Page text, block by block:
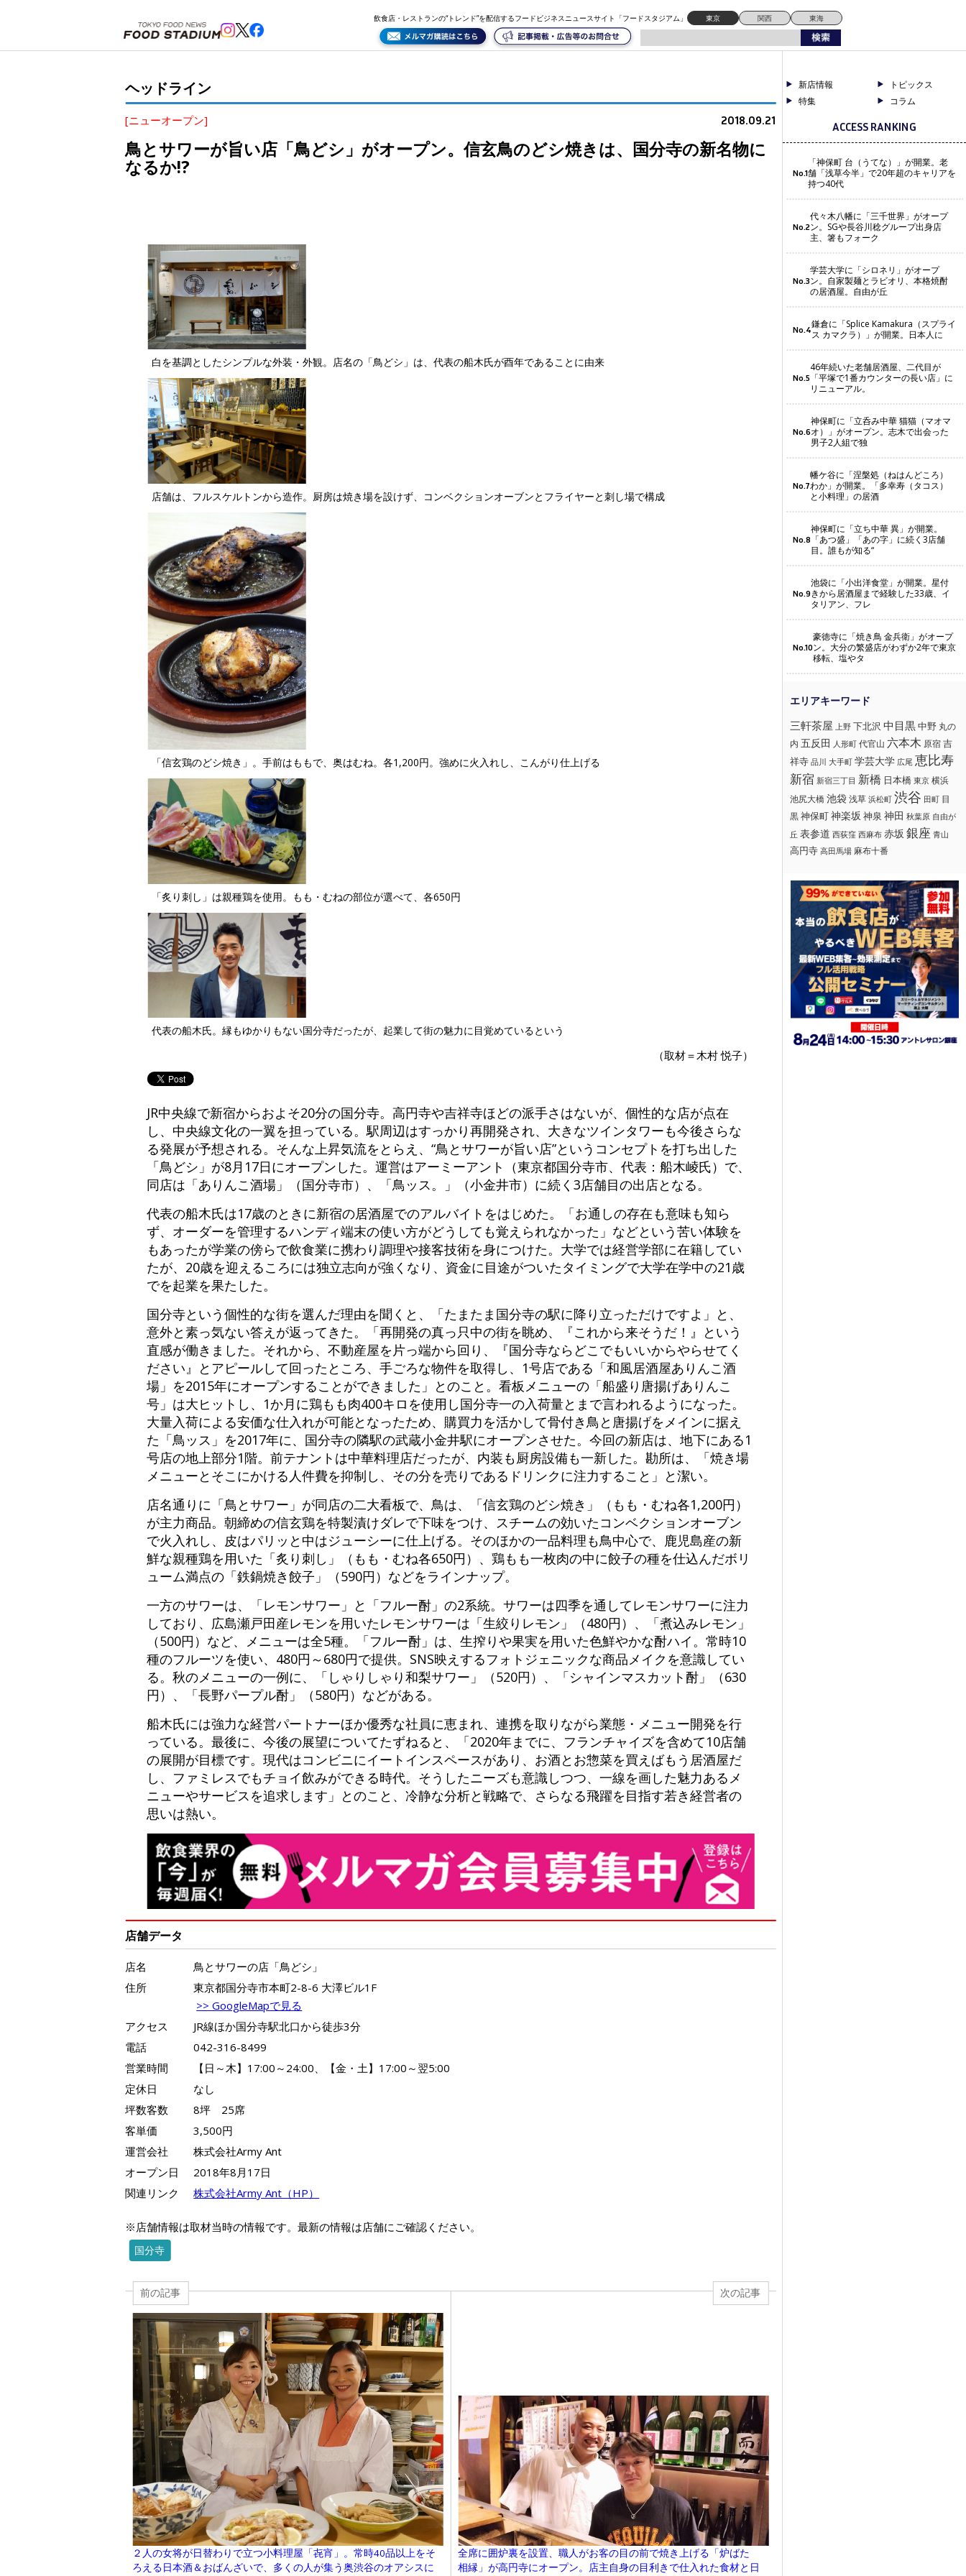
飲食店・レストランの“トレンド”を配信するフードビジネスニュースサイト「フードスタジアム」 東京 関西 東海
ヘッドライン
[ニューオープン] 2018.09.21
鳥とサワーが旨い店「鳥どシ」がオープン。信玄鳥のどシ焼きは、国分寺の新名物に
なるか!?
白を基調としたシンプルな外装・外観。店名の「鳥どシ」は、代表の船木氏が酉年であることに由来
店舗は、フルスケルトンから造作。厨房は焼き場を設けず、コンベクションオーブンとフライヤーと刺し場で構成
「信玄鶏のどシ焼き」。手前はももで、奥はむね。各1,200円。強めに火入れし、こんがり仕上げる
「炙り刺し」は親種鶏を使用。もも・むねの部位が選べて、各650円
代表の船木氏。縁もゆかりもない国分寺だったが、起業して街の魅力に目覚めているという
（取材＝木村 悦子）
JR中央線で新宿からおよそ20分の国分寺。高円寺や吉祥寺ほどの派手さはないが、個性的な店が点在
し、中央線文化の一翼を担っている。駅周辺はすっかり再開発され、大きなツインタワーも今後さらな
る発展が予想される。そんな上昇気流をとらえ、“鳥とサワーが旨い店”というコンセプトを打ち出した
「鳥どシ」が8月17日にオープンした。運営はアーミーアント（東京都国分寺市、代表：船木崚氏）で、
同店は「ありんこ酒場」（国分寺市）、「鳥ッス。」（小金井市）に続く3店舗目の出店となる。
代表の船木氏は17歳のときに新宿の居酒屋でのアルバイトをはじめた。「お通しの存在も意味も知ら
ず、オーダーを管理するハンディ端末の使い方がどうしても覚えられなかった」などという苦い体験を
もあったが学業の傍らで飲食業に携わり調理や接客技術を身につけた。大学では経営学部に在籍してい
たが、20歳を迎えるころには独立志向が強くなり、資金に目途がついたタイミングで大学在学中の21歳
でを起業を果たした。
国分寺という個性的な街を選んだ理由を聞くと、「たまたま国分寺の駅に降り立っただけですよ」と、
意外と素っ気ない答えが返ってきた。「再開発の真っ只中の街を眺め、『これから来そうだ！』という
直感が働きました。それから、不動産屋を片っ端から回り、『国分寺ならどこでもいいからやらせてく
ださい』とアピールして回ったところ、手ごろな物件を取得し、1号店である「和風居酒屋ありんこ酒
場」を2015年にオープンすることができました」とのこと。看板メニューの「船盛り唐揚げありんこ
号」は大ヒットし、1か月に鶏もも肉400キロを使用し国分寺一の入荷量とまで言われるようになった。
大量入荷による安価な仕入れが可能となったため、購買力を活かして骨付き鳥と唐揚げをメインに据え
た「鳥ッス」を2017年に、国分寺の隣駅の武蔵小金井駅にオープンさせた。今回の新店は、地下にある1
号店の地上部分1階。前テナントは中華料理店だったが、内装も厨房設備も一新した。勘所は、「焼き場
メニューとそこにかける人件費を抑制し、その分を売りであるドリンクに注力すること」と潔い。
店名通りに「鳥とサワー」が同店の二大看板で、鳥は、「信玄鶏のどシ焼き」（もも・むね各1,200円）
が主力商品。朝締めの信玄鶏を特製漬けダレで下味をつけ、スチームの効いたコンベクションオーブン
で火入れし、皮はパリッと中はジューシーに仕上げる。そのほかの一品料理も鳥中心で、鹿児島産の新
鮮な親種鶏を用いた「炙り刺し」（もも・むね各650円）、鶏もも一枚肉の中に餃子の種を仕込んだボリ
ューム満点の「鉄鍋焼き餃子」（590円）などをラインナップ。
一方のサワーは、「レモンサワー」と「フルー酎」の2系統。サワーは四季を通してレモンサワーに注力
しており、広島瀬戸田産レモンを用いたレモンサワーは「生絞りレモン」（480円）、「煮込みレモン」
（500円）など、メニューは全5種。「フルー酎」は、生搾りや果実を用いた色鮮やかな酎ハイ。常時10
種のフルーツを使い、480円～680円で提供。SNS映えするフォトジェニックな商品メイクを意識してい
る。秋のメニューの一例に、「しゃりしゃり和梨サワー」（520円）、「シャインマスカット酎」（630
円）、「長野パープル酎」（580円）などがある。
船木氏には強力な経営パートナーほか優秀な社員に恵まれ、連携を取りながら業態・メニュー開発を行
っている。最後に、今後の展望についてたずねると、「2020年までに、フランチャイズを含めて10店舗
の展開が目標です。現代はコンビニにイートインスペースがあり、お酒とお惣菜を買えばもう居酒屋だ
し、ファミレスでもチョイ飲みができる時代。そうしたニーズも意識しつつ、一線を画した魅力あるメ
ニューやサービスを追求します」とのこと、冷静な分析と戦略で、さらなる飛躍を目指す若き経営者の
思いは熱い。
店舗データ
店名
鳥とサワーの店「鳥どシ」
住所
東京都国分寺市本町2-8-6 大澤ビル1F
>> GoogleMapで見る
アクセス
JR線ほか国分寺駅北口から徒歩3分
電話
042-316-8499
営業時間
【日～木】17:00～24:00、【金・土】17:00～翌5:00
定休日
なし
坪数客数
8坪 25席
客単価
3,500円
運営会社
株式会社Army Ant
オープン日
2018年8月17日
関連リンク
株式会社Army Ant（HP）
※店舗情報は取材当時の情報です。最新の情報は店舗にご確認ください。
国分寺
前の記事
２人の女将が日替わりで立つ小料理屋「㐂宵」。常時40品以上をそ
ろえる日本酒＆おばんざいで、多くの人が集う奥渋谷のオアシスに
次の記事
全席に囲炉裏を設置、職人がお客の目の前で焼き上げる「炉ばた
相縁」が高円寺にオープン。店主自身の目利きで仕入れた食材と日
新店情報
トピックス
特集
コラム
ACCESS RANKING
No.1
「神保町 台（うてな）」が開業。老
舗「浅草今半」で20年超のキャリアを
持つ40代
No.2
代々木八幡に「三千世界」がオープ
ン。SGや長谷川稔グループ出身店
主、箸もフォーク
No.3
学芸大学に「シロネリ」がオープ
ン。自家製麺とラビオリ、本格焼酎
の居酒屋。自由が丘
No.4鎌倉に「Splice Kamakura（スプライ
ス カマクラ）」が開業。日本人に
No.5
46年続いた老舗居酒屋、二代目が
「平塚で1番カウンターの長い店」に
リニューアル。
No.6
神保町に「立呑み中華 猫猫（マオマ
オ）」がオープン。志木で出会った
男子2人組で独
No.7
幡ケ谷に「涅槃処（ねはんどころ）
わか」が開業。「多幸寿（タコス）
と小料理」の居酒
No.8
神保町に「立ち中華 異」が開業。
「あつ盛」「あの字」に続く3店舗
目。誰もが知る“
No.9
池袋に「小出洋食堂」が開業。星付
きから居酒屋まで経験した33歳、イ
タリアン、フレ
No.10
豪徳寺に「焼き鳥 金兵衛」がオープ
ン。大分の繁盛店がわずか2年で東京
移転、塩やタ
三軒茶屋 上野 下北沢 中目黒中野 丸の
内 五反田 人形町 代官山 六本木 原宿 吉
祥寺 品川 大手町 学芸大学 広尾 恵比寿
新宿 新宿三丁目 新橋 日本橋 東京 横浜
池尻大橋 池袋浅草 浜松町 渋谷 田町 目
黒神保町神楽坂 神泉 神田 秋葉原 自由が
丘 表参道 西荻窪 西麻布 赤坂 銀座 青山
高円寺 高田馬場 麻布十番